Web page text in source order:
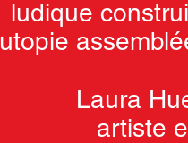
ludique
utopie
Laura
artiste